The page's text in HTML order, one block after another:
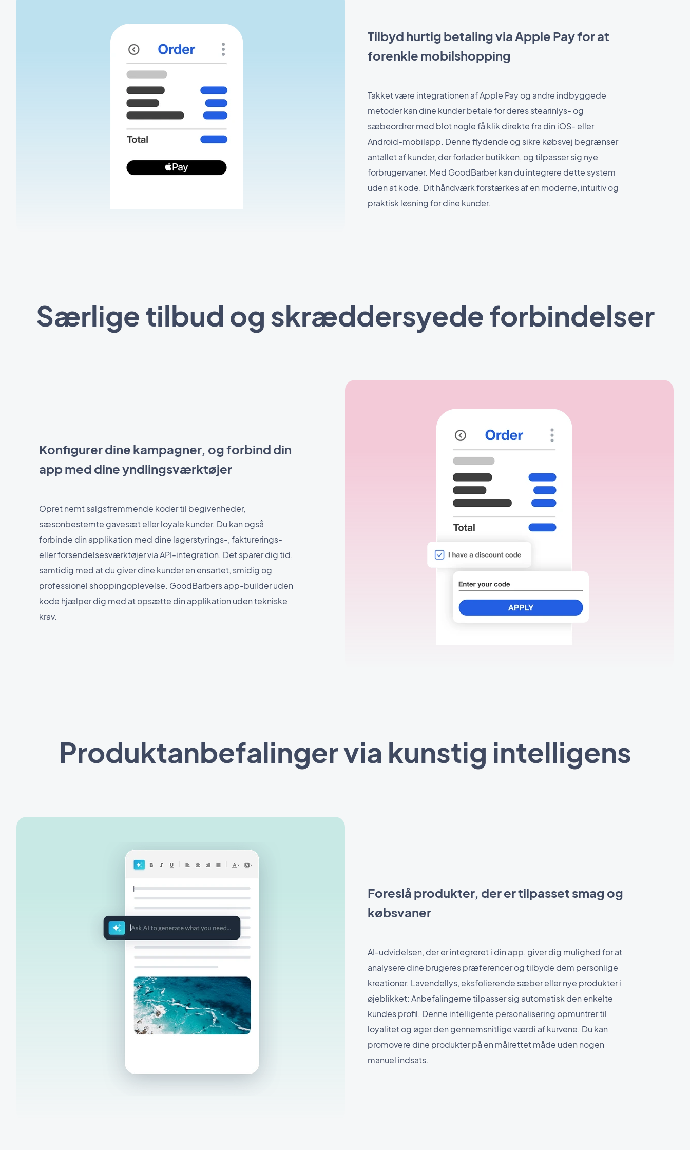
Tilbyd hurtig betaling via Apple Pay for at
forenkle mobilshopping
Takket være integrationen af Apple Pay og andre indbyggede
metoder kan dine kunder betale for deres stearinlys- og
sæbeordrer med blot nogle få klik direkte fra din iOS- eller
Android-mobilapp. Denne flydende og sikre købsvej begrænser
antallet af kunder, der forlader butikken, og tilpasser sig nye
forbrugervaner. Med GoodBarber kan du integrere dette system
uden at kode. Dit håndværk forstærkes af en moderne, intuitiv og
praktisk løsning for dine kunder.
Særlige tilbud og skræddersyede forbindelser
Konfigurer dine kampagner, og forbind din
app med dine yndlingsværktøjer
Opret nemt salgsfremmende koder til begivenheder,
sæsonbestemte gavesæt eller loyale kunder. Du kan også
forbinde din applikation med dine lagerstyrings-, fakturerings-
eller forsendelsesværktøjer via API-integration. Det sparer dig tid,
samtidig med at du giver dine kunder en ensartet, smidig og
professionel shoppingoplevelse. GoodBarbers app-builder uden
kode hjælper dig med at opsætte din applikation uden tekniske
krav.
Produktanbefalinger via kunstig intelligens
Foreslå produkter, der er tilpasset smag og
købsvaner
AI-udvidelsen, der er integreret i din app, giver dig mulighed for at
analysere dine brugeres præferencer og tilbyde dem personlige
kreationer. Lavendellys, eksfolierende sæber eller nye produkter i
øjeblikket: Anbefalingerne tilpasser sig automatisk den enkelte
kundes profil. Denne intelligente personalisering opmuntrer til
loyalitet og øger den gennemsnitlige værdi af kurvene. Du kan
promovere dine produkter på en målrettet måde uden nogen
manuel indsats.